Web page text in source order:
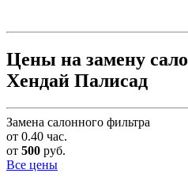
Цены на замену
Хендай Палисад
Замена салонного фильтра
от 0.40 час.
от 500 руб.
Все цены